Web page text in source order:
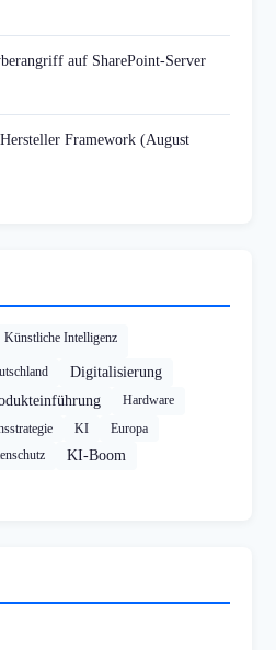
auf SharePoint-Server
Framework (August
Künstliche Intelligenz
Digitalisierung
Hardware
KI
Europa
KI-Boom